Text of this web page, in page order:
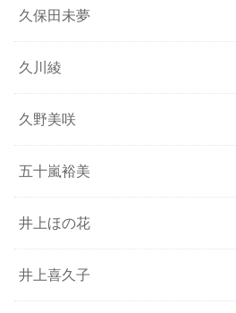
久保田未夢
久川綾
久野美咲
五十嵐裕美
井上ほの花
井上喜久子